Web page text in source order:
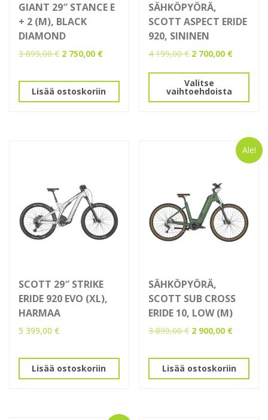
GIANT 29″ STANCE E
+ 2 (M), BLACK
DIAMOND
3 899,00€ Alkuperäinen
3
899,00 €.
2 750,00 €Nykyinen
2
750,00 €.
Lisää ostoskoriin
SÄHKÖPYÖRÄ,
SCOTT ASPECT ERIDE
920, SININEN
4 199,00€ Alkuperäinen
oli:
4
199,00 €.
2 700,00 €Nykyinen
on:
700,00 €.
Valitse
vaihtoehdoista
Tällä
tuotteella
on
sivulla.
SCOTT 29″ STRIKE
ERIDE 920 EVO (XL),
HARMAA
5 399,00 €
Lisää ostoskoriin
Ale!
SÄHKÖPYÖRÄ,
SCOTT SUB CROSS
ERIDE 10, LOW (M)
3 899,00€ Alkuperäinen
3
899,00 €.
2 900,00 €Nykyinen
2
900,00 €.
Lisää ostoskoriin